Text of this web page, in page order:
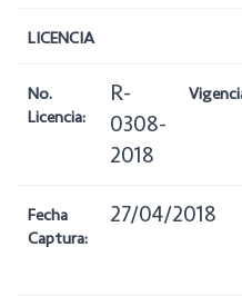
LICENCIA
No.
Licencia:
R-
0308-
2018
Fecha
Captura:
27/04/2018